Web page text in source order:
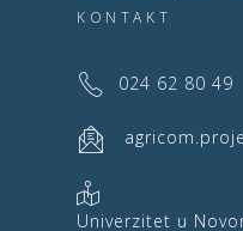
KONTAKT
024 62 80 49
Univerzitet u